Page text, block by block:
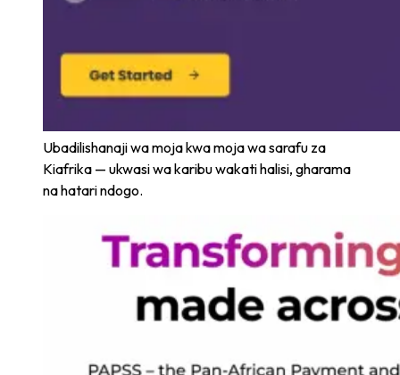
Ubadilishanaji wa moja kwa moja wa sarafu za
Kiafrika — ukwasi wa karibu wakati halisi, gharama
na hatari ndogo.